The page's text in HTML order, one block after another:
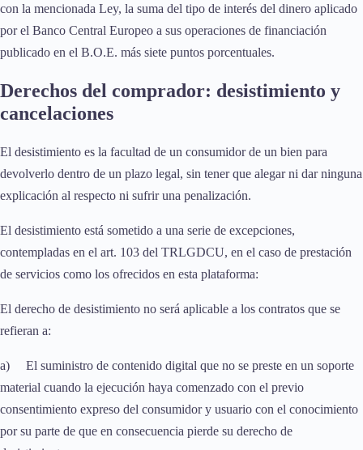
con la mencionada Ley, la suma del tipo de interés del dinero aplicado
por el Banco Central Europeo a sus operaciones de financiación
publicado en el B.O.E. más siete puntos porcentuales.
Derechos del comprador: desistimiento y
cancelaciones
El desistimiento es la facultad de un consumidor de un bien para
devolverlo dentro de un plazo legal, sin tener que alegar ni dar ninguna
explicación al respecto ni sufrir una penalización.
El desistimiento está sometido a una serie de excepciones,
contempladas en el art. 103 del TRLGDCU, en el caso de prestación
de servicios como los ofrecidos en esta plataforma:
El derecho de desistimiento no será aplicable a los contratos que se
refieran a:
a) El suministro de contenido digital que no se preste en un soporte
material cuando la ejecución haya comenzado con el previo
consentimiento expreso del consumidor y usuario con el conocimiento
por su parte de que en consecuencia pierde su derecho de